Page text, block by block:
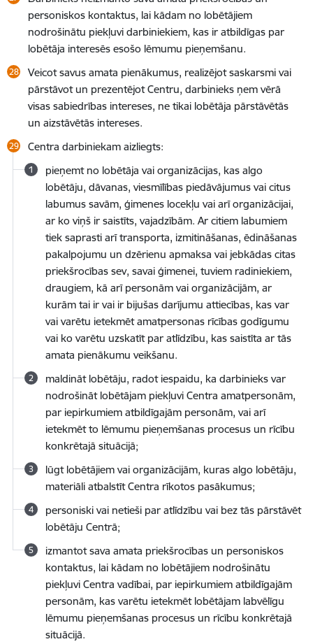
personiskos kontaktus, lai kādam no lobētājiem
nodrošinātu piekļuvi darbiniekiem, kas ir atbildīgas par
lobētāja interesēs esošo lēmumu pieņemšanu.
Veicot savus amata pienākumus, realizējot saskarsmi vai
pārstāvot un prezentējot Centru, darbinieks ņem vērā
visas sabiedrības intereses, ne tikai lobētāja pārstāvētās
un aizstāvētās intereses.
Centra darbiniekam aizliegts:
pieņemt no lobētāja vai organizācijas, kas algo
lobētāju, dāvanas, viesmīlības piedāvājumus vai citus
labumus savām, ģimenes locekļu vai arī organizācijai,
ar ko viņš ir saistīts, vajadzībām. Ar citiem labumiem
tiek saprasti arī transporta, izmitināšanas, ēdināšanas
pakalpojumu un dzērienu apmaksa vai jebkādas citas
priekšrocības sev, savai ģimenei, tuviem radiniekiem,
draugiem, kā arī personām vai organizācijām, ar
kurām tai ir vai ir bijušas darījumu attiecības, kas var
vai varētu ietekmēt amatpersonas rīcības godīgumu
vai ko varētu uzskatīt par atlīdzību, kas saistīta ar tās
amata pienākumu veikšanu.
maldināt lobētāju, radot iespaidu, ka darbinieks var
nodrošināt lobētājam piekļuvi Centra amatpersonām,
par iepirkumiem atbildīgajām personām, vai arī
ietekmēt to lēmumu pieņemšanas procesus un rīcību
konkrētajā situācijā;
lūgt lobētājiem vai organizācijām, kuras algo lobētāju,
materiāli atbalstīt Centra rīkotos pasākumus;
personiski vai netieši par atlīdzību vai bez tās pārstāvēt
lobētāju Centrā;
izmantot sava amata priekšrocības un personiskos
kontaktus, lai kādam no lobētājiem nodrošinātu
piekļuvi Centra vadībai, par iepirkumiem atbildīgajām
personām, kas varētu ietekmēt lobētājam labvēlīgu
lēmumu pieņemšanas procesus un rīcību konkrētajā
situācijā.